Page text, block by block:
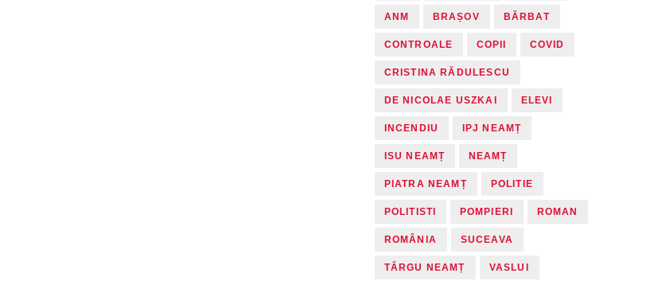
ANM BRAȘOV BĂRBAT
CONTROALE COPII COVID
CRISTINA RĂDULESCU
DE NICOLAE USZKAI ELEVI
INCENDIU IPJ NEAMȚ
ISU NEAMȚ NEAMȚ
PIATRA NEAMȚ POLITIE
POLITISTI POMPIERI ROMAN
ROMÂNIA SUCEAVA
TÂRGU NEAMȚ VASLUI